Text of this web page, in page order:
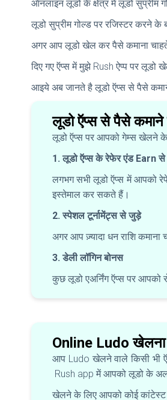
ऑनलाइन लूडो के क्षेत्र में लूडो सुप्रीम
लूडो सुप्रीम गोल्ड पर रजिस्टर करने
अगर आप लूडो खेल कर पैसे कमाना
दिए गए ऍप्स में मुझे Rush ऐप्प पर लूडो
आइये अब जानते है लूडो ऍप्स से पैसे
लूडो ऍप्स से पैसे
लूडो ऍप्स पर आपको गेम्स खेलने
1. लूडो ऍप्स के रेफेर एंड Earn
लगभग सभी लूडो ऍप्स में आपको
इस्तेमाल कर सकते हैं।
2. स्पेशल टूर्नामेंट्स से जुड़े
अगर आप ज़्यादा धन राशि
3. डेली लॉगिन बोनस
कुछ लूडो एअर्निंग ऍप्स पर आपको
Online Ludo खेलना
आप Ludo खेलने वाले किसी भी
Rush app में आपको लूडो के
खेलने के लिए आपको कोई कांटेस्ट